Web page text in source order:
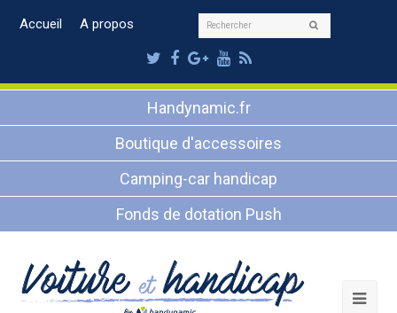
Accueil A propos Rechercher
Twitter
Facebook
Google
Plus
Youtube
RSS
Handynamic.fr
Boutique d'accessoires
Camping-car handicap
Fonds de dotation Push